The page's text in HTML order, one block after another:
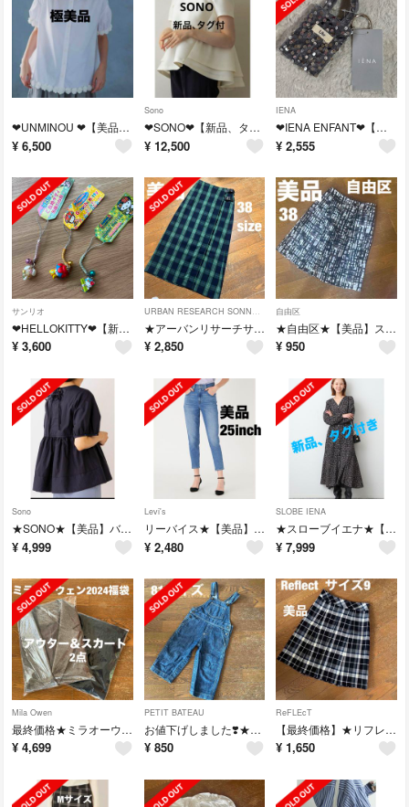
❤︎UNMINOU ❤︎【美品】アンミヌフラワーモチーフブラウス
¥ 6,500
Sono
❤︎SONO❤︎【新品、タグ付】バックダブルフレアブラウス IVORY
¥ 12,500
IENA
❤︎IENA ENFANT❤︎【新品、タグ付】 Uhr 別注ミニバッグチャーム
¥ 2,555
サンリオ
❤︎HELLOKITTY❤︎【新品､タグ付】根付け3個セット
¥ 3,600
URBAN RESEARCH SONNY LABEL
★アーバンリサーチサニーレーベル★【美品】チェックキルトスカート
¥ 2,850
自由区
★自由区★【美品】スカート
¥ 950
Sono
★SONO★【美品】バックリボンブラウス
¥ 4,999
Levi's
リーバイス★【美品】シルバータブ デニムパンツ
¥ 2,480
SLOBE IENA
★スローブイエナ★【新品、タグ付き】ロングワンピース
¥ 7,999
Mila Owen
最終価格★ミラオーウェン★ 2024福袋 コート＆フレアスカート2点セット
¥ 4,699
PETIT BATEAU
お値下げしました❣️★プチバトー★デニムオーバーオール
¥ 850
ReFLEcT
【最終価格】★リフレクト★【美品】チェックスカート
¥ 1,650